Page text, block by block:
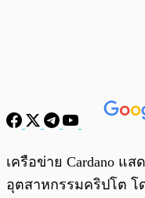
เครือข่าย Cardano แ
อุตสาหกรรมคริปโต โ